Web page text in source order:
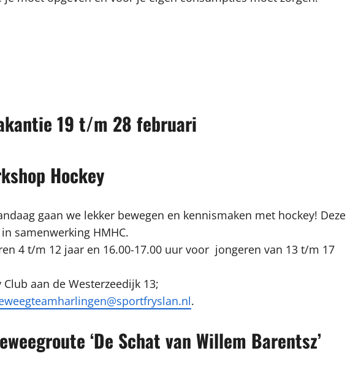
19 t/m 28 februari
Hockey
gaan we lekker bewegen en kennismaken met hockey! Deze
samenwerking HMHC.
4 t/m 12 jaar en 16.00-17.00 uur voor jongeren van 13 t/m 17
aan de Westerzeedijk 13;
.
‘De Schat van Willem Barentsz’